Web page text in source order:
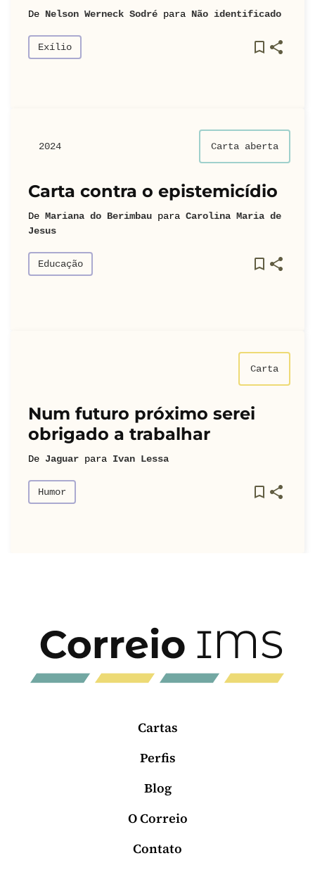
De Nelson Werneck Sodré para Não identificado
Exílio
2024 Carta aberta
Carta contra o epistemicídio
De Mariana do Berimbau para Carolina Maria de
Jesus
Educação
Carta
Num futuro próximo serei
obrigado a trabalhar
De Jaguar para Ivan Lessa
Humor
Cartas
Perfis
Blog
O Correio
Contato